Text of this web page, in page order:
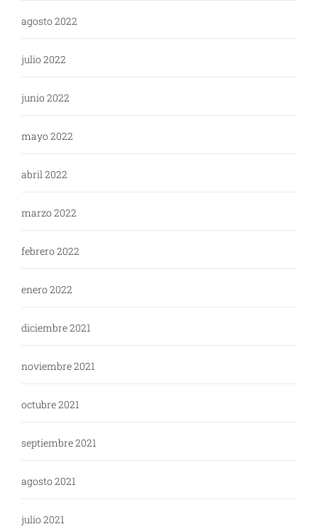
agosto 2022
julio 2022
junio 2022
mayo 2022
abril 2022
marzo 2022
febrero 2022
enero 2022
diciembre 2021
noviembre 2021
octubre 2021
septiembre 2021
agosto 2021
julio 2021